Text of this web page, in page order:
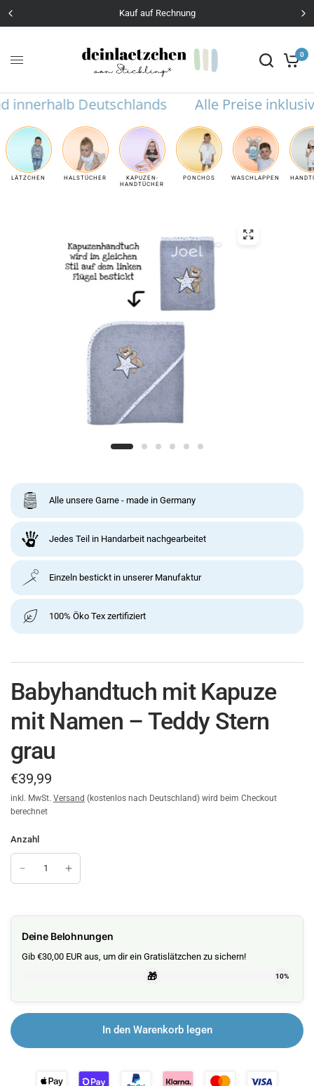
Kauf auf Rechnung
0
Deutschlands Alle Preise inklusive
LÄTZCHEN HALSTÜCHER
KAPUZEN-
HANDTÜCHER
PONCHOS WASCHLAPPEN
Alle unsere Garne - made in Germany
Jedes Teil in Handarbeit nachgearbeitet
Einzeln bestickt in unserer Manufaktur
100% Öko Tex zertifiziert
Babyhandtuch mit Kapuze
mit Namen – Teddy Stern
grau
€39,99
inkl. MwSt. Versand (kostenlos nach Deutschland) wird beim Checkout
berechnet
Anzahl
Deine Belohnungen
Gib €30,00 EUR aus, um dir ein Gratislätzchen zu sichern!
🎁 10%
In den Warenkorb legen